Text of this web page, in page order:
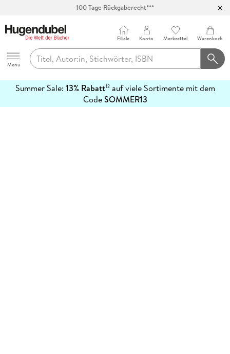
100 Tage Rückgaberecht***
Hugendubel
Menu
Filiale Konto Merkzettel Warenkorb
Summer Sale: 13% Rabatt12auf viele Sortimente mit dem
CodeSOMMER13
erfahren